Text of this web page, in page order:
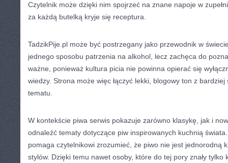
Czytelnik może dzięki nim spojrzeć na znane napoje w
za każdą butelką kryje się receptura.
TadzikPije.pl może być postrzegany jako przewodnik w
jednego sposobu patrzenia na alkohol, lecz zachęca do
ważne, ponieważ kultura picia nie powinna opierać się
wiedzy. Strona może więc łączyć lekki, blogowy ton z
tematu.
W kontekście piwa serwis pokazuje zarówno klasykę, jak i
odnaleźć tematy dotyczące piw inspirowanych kuchnią
pomaga czytelnikowi zrozumieć, że piwo nie jest jednorodną
stylów. Dzięki temu nawet osoby, które do tej pory znały tylko